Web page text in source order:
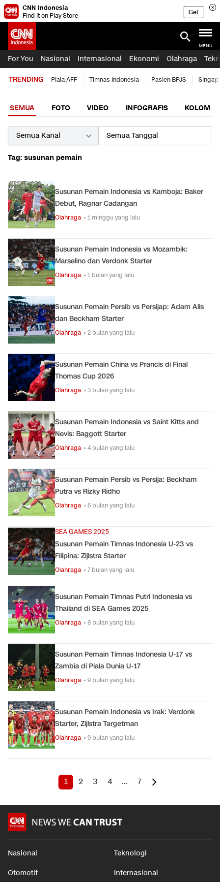
CNN Indonesia
Find it on Play Store
Get
MENU
For You Nasional Internasional Ekonomi Olahraga
TRENDING Piala AFF Timnas Indonesia Pasien BPJS
SEMUA FOTO VIDEO INFOGRAFIS KOLOM
Tag: susunan pemain
Susunan Pemain Indonesia vs Kamboja: Baker
Debut, Ragnar Cadangan
Olahraga • 1 minggu yang lalu
Susunan Pemain Indonesia vs Mozambik:
Marselino dan Verdonk Starter
Olahraga • 1 bulan yang lalu
Susunan Pemain Persib vs Persijap: Adam Alis
dan Beckham Starter
Olahraga • 2 bulan yang lalu
Susunan Pemain China vs Prancis di Final
Thomas Cup 2026
Olahraga • 3 bulan yang lalu
Susunan Pemain Indonesia vs Saint Kitts and
Nevis: Baggott Starter
Olahraga • 4 bulan yang lalu
Susunan Pemain Persib vs Persija: Beckham
Putra vs Rizky Ridho
Olahraga • 6 bulan yang lalu
SEA GAMES 2025
Susunan Pemain Timnas Indonesia U-23 vs
Filipina: Zijlstra Starter
Olahraga • 7 bulan yang lalu
Susunan Pemain Timnas Putri Indonesia vs
Thailand di SEA Games 2025
Olahraga • 8 bulan yang lalu
Susunan Pemain Timnas Indonesia U-17 vs
Zambia di Piala Dunia U-17
Olahraga • 9 bulan yang lalu
Susunan Pemain Indonesia vs Irak: Verdonk
Starter, Zijlstra Targetman
Olahraga • 9 bulan yang lalu
1 2 3 4 ... 7
Nasional Teknologi
Otomotif Internasional